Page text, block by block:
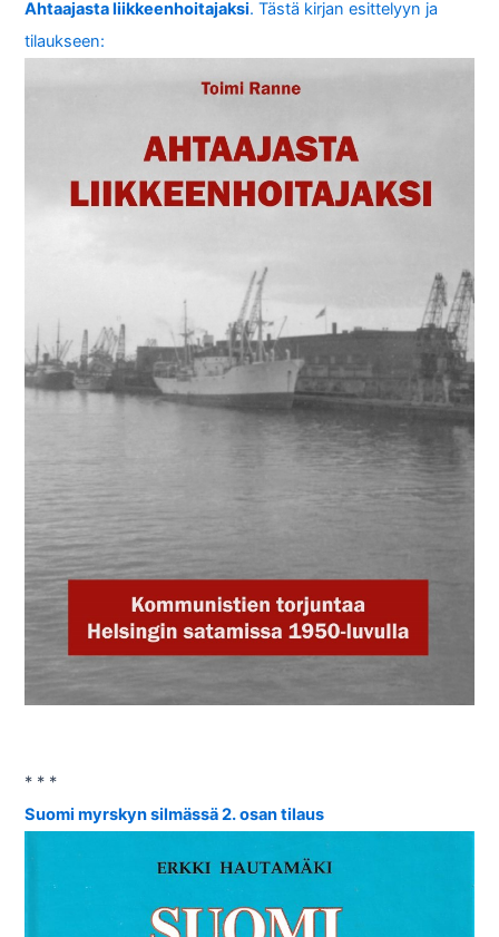
Ahtaajasta liikkeenhoitajaksi. Tästä kirjan esittelyyn ja
tilaukseen:
* * *
Suomi myrskyn silmässä 2. osan tilaus